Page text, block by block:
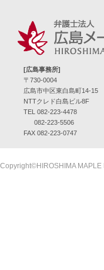
[広島事務所]
〒730-0004
広島市中区東白島町14-15
NTTクレド白島ビル8F
TEL 082-223-4478
082-223-5506
FAX 082-223-0747
Copyright©HIROSHIMA MAPLE